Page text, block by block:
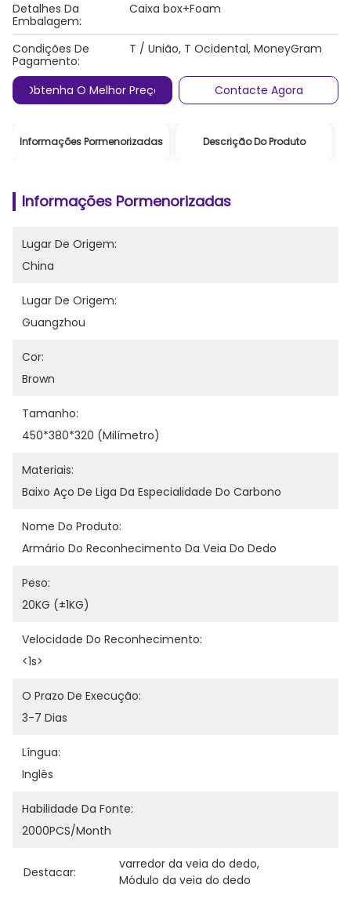
Detalhes Da
Embalagem:
Caixa box+Foam
Condições De
Pagamento:
T / União, T Ocidental, MoneyGram
Obtenha O Melhor Preço Contacte Agora
Informações Pormenorizadas Descrição Do Produto
Informações Pormenorizadas
Lugar De Origem:
China
Lugar De Origem:
Guangzhou
Cor:
Brown
Tamanho:
450*380*320 (milímetro)
Materiais:
Baixo Aço De Liga Da Especialidade Do Carbono
Nome Do Produto:
Armário Do Reconhecimento Da Veia Do Dedo
Peso:
20KG (±1KG)
Velocidade Do Reconhecimento:
<1s>
O Prazo De Execução:
3-7 Dias
Língua:
Inglês
Habilidade Da Fonte:
2000PCS/month
Destacar:
varredor da veia do dedo,
Módulo da veia do dedo